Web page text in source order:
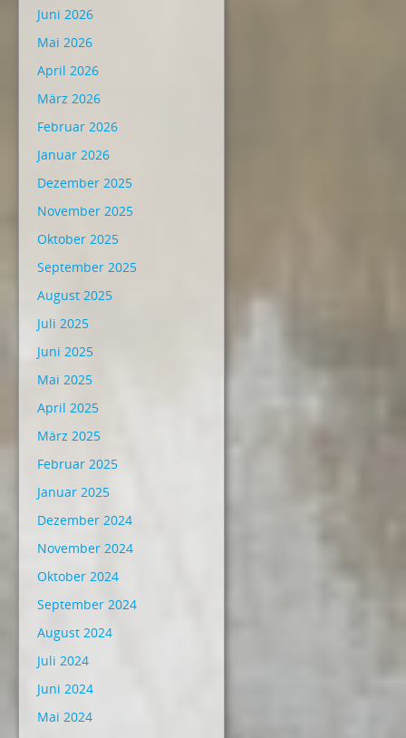
Juni 2026
Mai 2026
April 2026
März 2026
Februar 2026
Januar 2026
Dezember 2025
November 2025
Oktober 2025
September 2025
August 2025
Juli 2025
Juni 2025
Mai 2025
April 2025
März 2025
Februar 2025
Januar 2025
Dezember 2024
November 2024
Oktober 2024
September 2024
August 2024
Juli 2024
Juni 2024
Mai 2024